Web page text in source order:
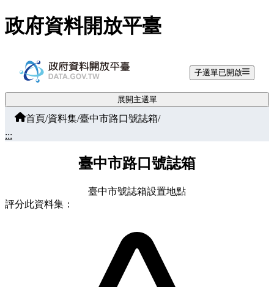
跳至主要內容
政府資料開放平臺
子選單已開啟
展開主選單
首頁/資料集/臺中市路口號誌箱/
:::
臺中市路口號誌箱
臺中市號誌箱設置地點
評分此資料集：